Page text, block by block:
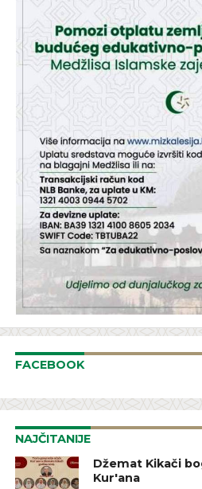
FACEBOOK
NAJČITANIJE
Džemat Kikači
Kur'ana